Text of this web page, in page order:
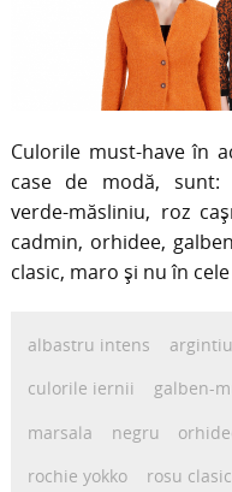
Culorile must-have în
case de modă, sunt:
verde-măsliniu, roz
cadmin, orhidee,
clasic, maro și nu în
albastru intens argintiu
culorile iernii
galben-
marsala
negru
rochie yokko
rosu clasic